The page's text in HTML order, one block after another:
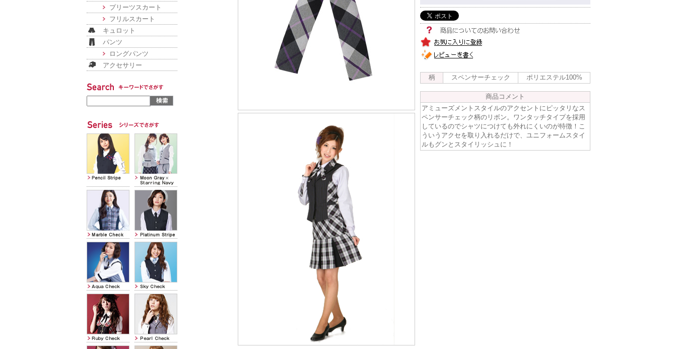
プリーツスカート
フリルスカート
キュロット
パンツ
ロングパンツ
アクセサリー
柄 スペンサーチェック ポリエステル100%
商品コメント
アミューズメントスタイルのアクセントにピッタリなス
ペンサーチェック柄のリボン。ワンタッチタイプを採用
しているのでシャツにつけても外れにくいのが特徴！こ
ういうアクセを取り入れるだけで、ユニフォームスタイ
ルもグンとスタイリッシュに！